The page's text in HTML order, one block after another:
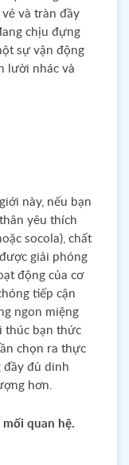
và tràn đầy
chịu đựng
sự vận động
lười nhác và
này, nếu bạn
yêu thích
socola), chất
giải phóng
động của cơ
tiếp cận
ngon miệng
thúc bạn thức
chọn ra thực
đầy đủ dinh
hơn.
quan hệ.